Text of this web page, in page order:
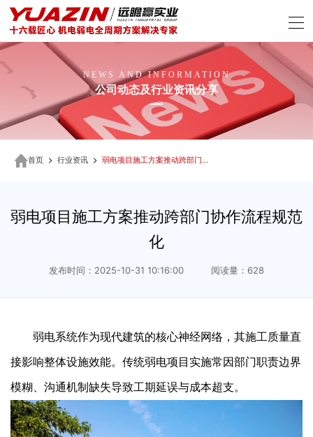
NEWS AND INFORMATION
公司动态及行业资讯分享
首页 行业资讯 弱电项目施工方案推动跨部门协作流程规范化
弱电项目施工方案推动跨部门协作流程规范
化
发布时间：2025-10-31 10:16:00 阅读量：628
弱电系统作为现代建筑的核心神经网络，其施工质量直
接影响整体设施效能。传统弱电项目实施常因部门职责边界
模糊、沟通机制缺失导致工期延误与成本超支。